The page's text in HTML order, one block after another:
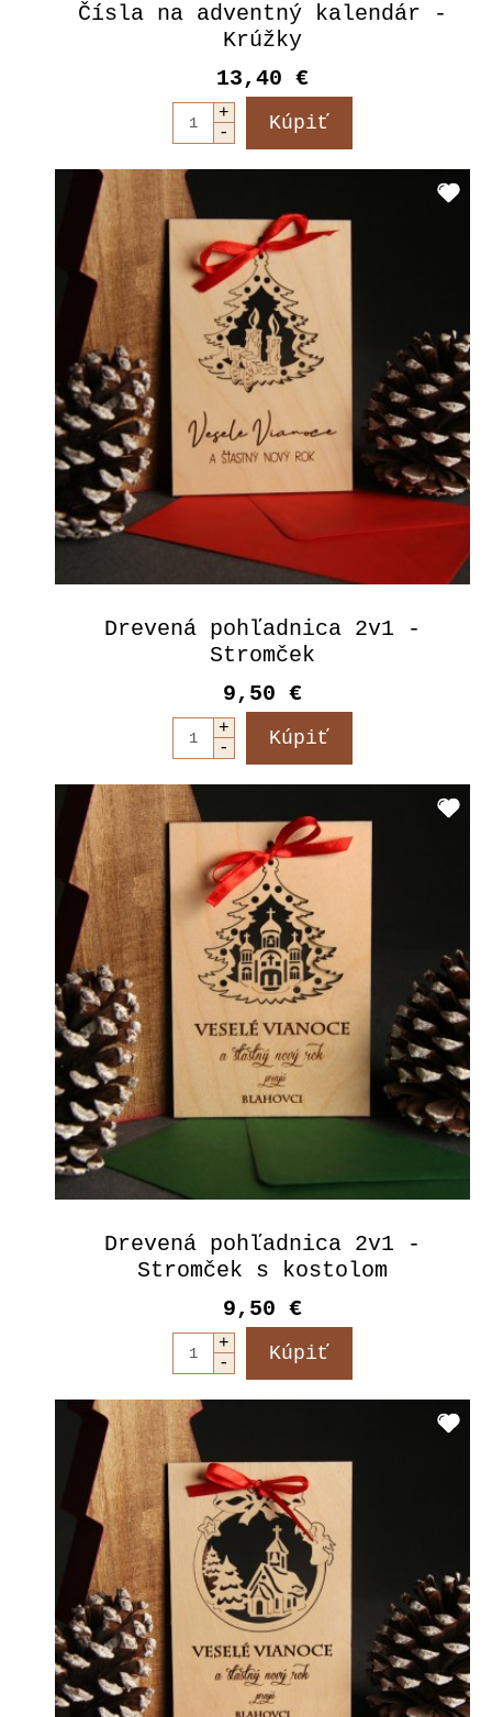
Čísla na adventný kalendár -
Krúžky
13,40 €
Drevená pohľadnica 2v1 -
Stromček
9,50 €
Drevená pohľadnica 2v1 -
Stromček s kostolom
9,50 €